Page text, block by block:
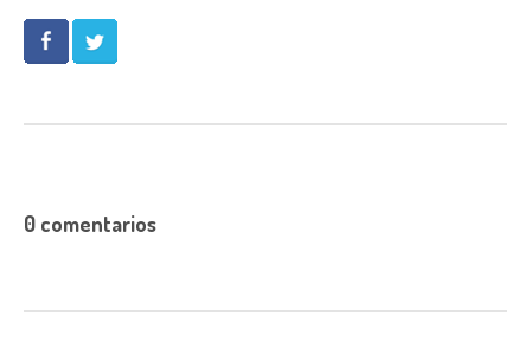
0 comentarios